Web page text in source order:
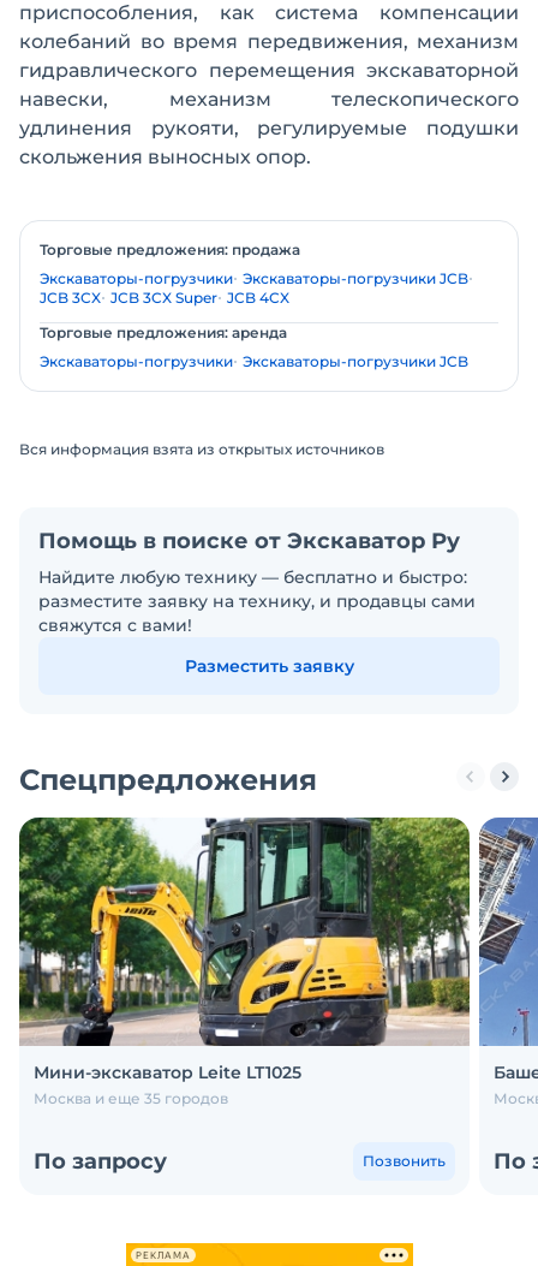
приспособления, как система компенсации
колебаний во время передвижения, механизм
гидравлического перемещения экскаваторной
навески, механизм телескопического
удлинения рукояти, регулируемые подушки
скольжения выносных опор.
Торговые предложения: продажа
Экскаваторы-погрузчики Экскаваторы-погрузчики JCB
JCB 3CX JCB 3CX Super JCB 4CX
Торговые предложения: аренда
Экскаваторы-погрузчики Экскаваторы-погрузчики JCB
Вся информация взята из открытых источников
Помощь в поиске от Экскаватор Ру
Найдите любую технику — бесплатно и быстро:
разместите заявку на технику, и продавцы сами
свяжутся с вами!
Разместить заявку
Спецпредложения
Мини-экскаватор Leite LT1025
Москва и еще 35 городов
По запросу Позвонить По
РЕКЛАМА